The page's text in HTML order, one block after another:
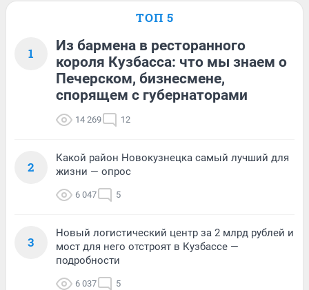
ТОП 5
1
Из бармена в ресторанного
короля Кузбасса: что мы знаем о
Печерском, бизнесмене,
спорящем с губернаторами
14 269 12
2
Какой район Новокузнецка самый лучший для
жизни — опрос
6 047 5
3
Новый логистический центр за 2 млрд рублей и
мост для него отстроят в Кузбассе —
подробности
6 037 5